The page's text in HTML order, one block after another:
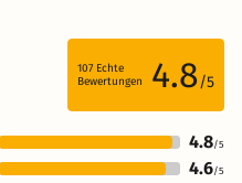
107 Echte
Bewertungen
4.8/5
4.8/5
4.6/5